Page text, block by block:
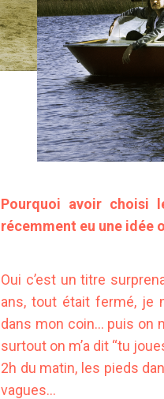
Pourquoi avoir choisi
récemment eu une idée
Oui c’est un titre
ans, tout était fermé, je
dans mon coin… puis on
surtout on m’a dit “tu
2h du matin, les pieds
vagues…